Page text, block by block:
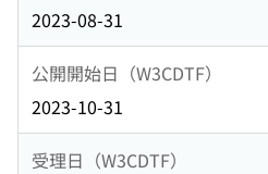
2023-08-31
公開開始日（W3CDTF）
2023-10-31
受理日（W3CDTF）